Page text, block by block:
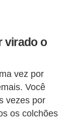
virado o
vez por
Você
vezes por
os colchões